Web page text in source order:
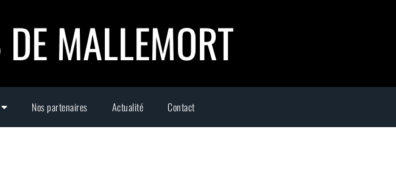
MALLEMORT
Nos partenaires Actualité Contact